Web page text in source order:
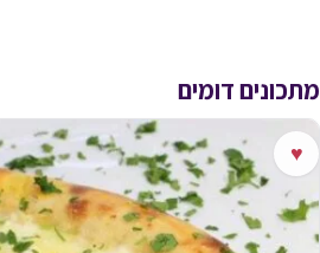
מתכונים דומים
♥